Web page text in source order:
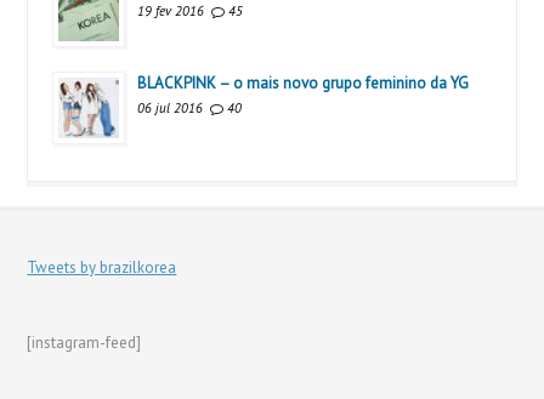
19 fev 2016 45
BLACKPINK – o mais novo grupo feminino da YG
06 jul 2016 40
Tweets by brazilkorea
[instagram-feed]